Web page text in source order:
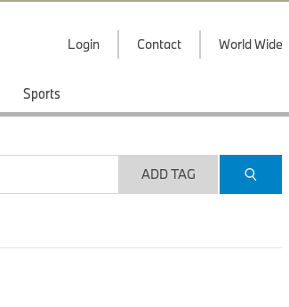
Login Contact World Wide
Sports
ADD TAG